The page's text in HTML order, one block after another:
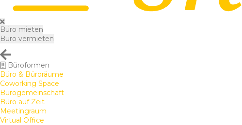
Büro mieten
Büro vermieten
Büroformen
Büro & Büroräume
Coworking Space
Bürogemeinschaft
Büro auf Zeit
Meetingraum
Virtual Office